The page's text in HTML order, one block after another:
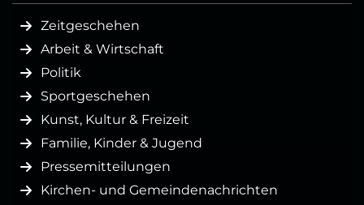
Zeitgeschehen
Arbeit & Wirtschaft
Politik
Sportgeschehen
Kunst, Kultur & Freizeit
Familie, Kinder & Jugend
Pressemitteilungen
Kirchen- und Gemeindenachrichten